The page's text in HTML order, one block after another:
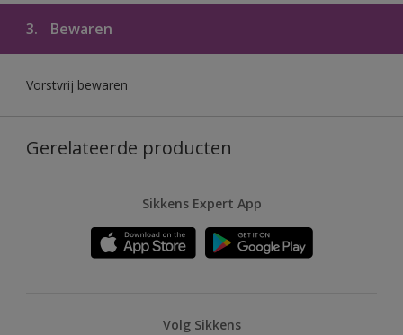
3. Bewaren
Vorstvrij bewaren
Gerelateerde producten
Sikkens Expert App
Volg Sikkens